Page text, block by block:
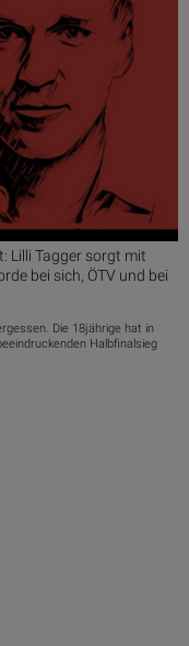
Lilli Tagger sorgt mit
bei sich, ÖTV und bei
Die 18jährige hat in
Halbfinalsieg